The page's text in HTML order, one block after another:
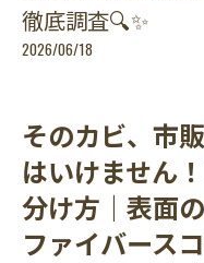
徹底調査🔍✨
2026/06/18
そのカビ、市
はいけません
分け方｜表面
ファイバース